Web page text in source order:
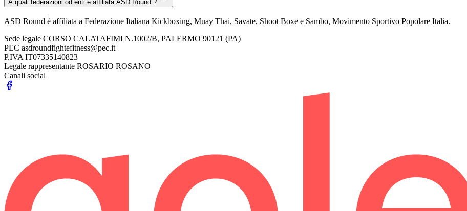
A quali federazioni od enti è affiliata ASD Round ?
ASD Round è affiliata a Federazione Italiana Kickboxing, Muay Thai, Savate, Shoot Boxe e Sambo, Movimento Sportivo Popolare Italia.
Sede legale CORSO CALATAFIMI N.1002/B, PALERMO 90121 (PA)
PEC asdroundfightefitness@pec.it
P.IVA IT07335140823
Legale rappresentante ROSARIO ROSANO
Canali social